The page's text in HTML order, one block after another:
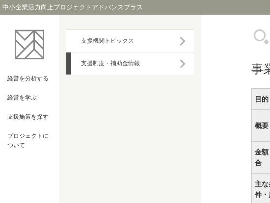
中小企業活力向上プロジェクトアドバンスプラス
経営を分析する
経営を学ぶ
支援施策を探す
プロジェクト に
ついて
支援機関トピックス
支援制度・補助金情報 事
目的
概要
金額
合
主な
件・